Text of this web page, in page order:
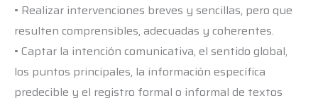
• Realizar intervenciones breves y sencillas, pero que
resulten comprensibles, adecuadas y coherentes.
• Captar la intención comunicativa, el sentido global,
los puntos principales, la información específica
predecible y el registro formal o informal de textos